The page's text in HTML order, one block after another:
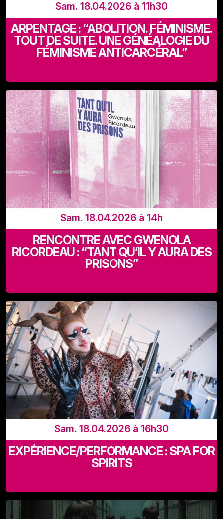
Sam. 18.04.2026 à 11h30
ARPENTAGE : “ABOLITION. FÉMINISME.
TOUT DE SUITE. UNE GÉNÉALOGIE DU
FÉMINISME ANTICARCÉRAL”
Recyclart (Rue de Manchester 13-15 - 1080 Bruxelles)
Sam. 18.04.2026 à 14h
RENCONTRE AVEC GWENOLA
RICORDEAU : “TANT QU’IL Y AURA DES
PRISONS”
Recyclart (Rue de Manchester 13-15 - 1080 Bruxelles)
Sam. 18.04.2026 à 16h30
EXPÉRIENCE/PERFORMANCE : SPA FOR
SPIRITS